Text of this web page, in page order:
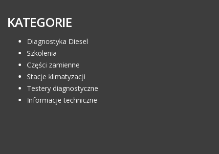
KATEGORIE
Diagnostyka Diesel
Szkolenia
Części zamienne
Stacje klimatyzacji
Testery diagnostyczne
Informacje techniczne